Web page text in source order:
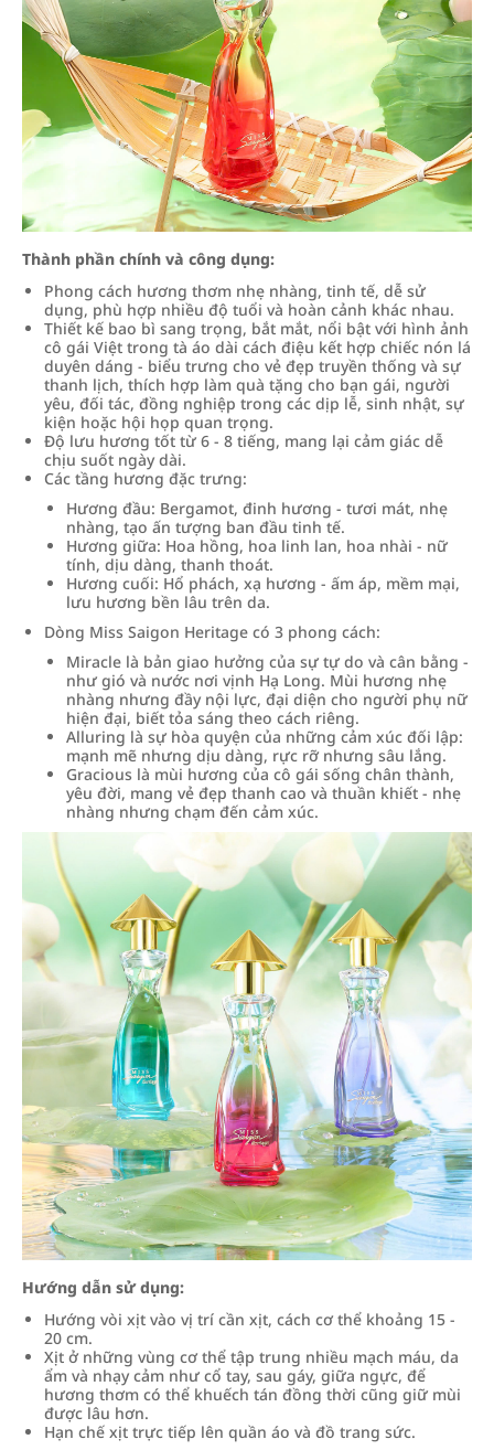
Thành phần chính và công dụng:
Phong cách hương thơm nhẹ nhàng, tinh tế, dễ sử
dụng, phù hợp nhiều độ tuổi và hoàn cảnh khác nhau.
Thiết kế bao bì sang trọng, bắt mắt, nổi bật với hình ảnh
cô gái Việt trong tà áo dài cách điệu kết hợp chiếc nón lá
duyên dáng - biểu trưng cho vẻ đẹp truyền thống và sự
thanh lịch, thích hợp làm quà tặng cho bạn gái, người
yêu, đối tác, đồng nghiệp trong các dịp lễ, sinh nhật, sự
kiện hoặc hội họp quan trọng.
Độ lưu hương tốt từ 6 - 8 tiếng, mang lại cảm giác dễ
chịu suốt ngày dài.
Các tầng hương đặc trưng:
Hương đầu: Bergamot, đinh hương - tươi mát, nhẹ
nhàng, tạo ấn tượng ban đầu tinh tế.
Hương giữa: Hoa hồng, hoa linh lan, hoa nhài - nữ
tính, dịu dàng, thanh thoát.
Hương cuối: Hổ phách, xạ hương - ấm áp, mềm mại,
lưu hương bền lâu trên da.
Dòng Miss Saigon Heritage có 3 phong cách:
Miracle là bản giao hưởng của sự tự do và cân bằng -
như gió và nước nơi vịnh Hạ Long. Mùi hương nhẹ
nhàng nhưng đầy nội lực, đại diện cho người phụ nữ
hiện đại, biết tỏa sáng theo cách riêng.
Alluring là sự hòa quyện của những cảm xúc đối lập:
mạnh mẽ nhưng dịu dàng, rực rỡ nhưng sâu lắng.
Gracious là mùi hương của cô gái sống chân thành,
yêu đời, mang vẻ đẹp thanh cao và thuần khiết - nhẹ
nhàng nhưng chạm đến cảm xúc.
Hướng dẫn sử dụng:
Hướng vòi xịt vào vị trí cần xịt, cách cơ thể khoảng 15 -
20 cm.
Xịt ở những vùng cơ thể tập trung nhiều mạch máu, da
ẩm và nhạy cảm như cổ tay, sau gáy, giữa ngực, để
hương thơm có thể khuếch tán đồng thời cũng giữ mùi
được lâu hơn.
Hạn chế xịt trực tiếp lên quần áo và đồ trang sức.